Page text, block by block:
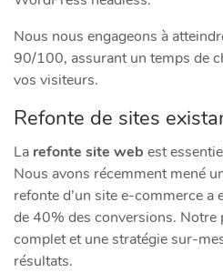
Nous nous engageons à
90/100, assurant un temps de
vos visiteurs.
Refonte de sites
La refonte site web est
Nous avons récemment mené
refonte d’un site e-commerce a
de 40% des conversions.
complet et une stratégie sur-
résultats.